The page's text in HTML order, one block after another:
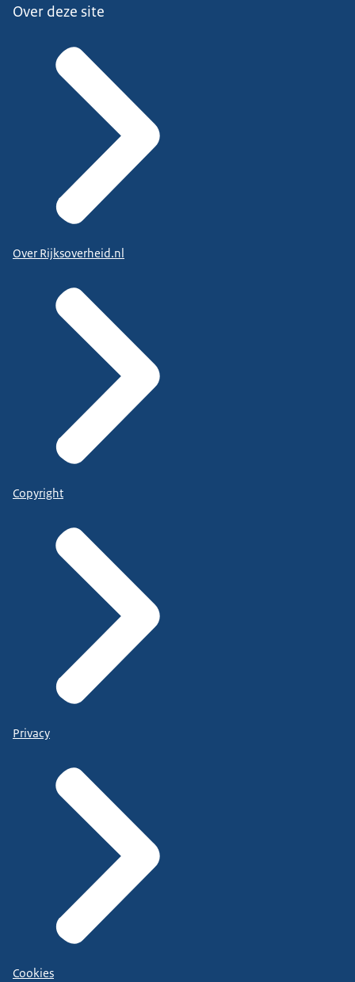
Over deze site
Over Rijksoverheid.nl
Copyright
Privacy
Cookies